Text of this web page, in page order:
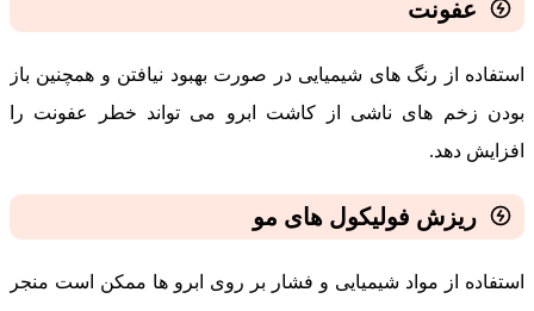
عفونت
استفاده از رنگ های شیمیایی در صورت بهبود نیافتن و همچنین باز
بودن زخم‌ های ناشی از کاشت ابرو می تواند خطر عفونت را
افزایش دهد.
ریزش فولیکول‌ های مو
استفاده از مواد شیمیایی و فشار بر روی ابرو ها ممکن است منجر